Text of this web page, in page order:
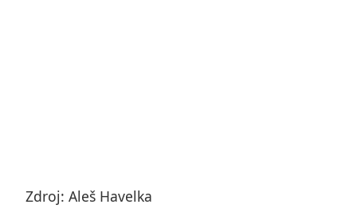
Zdroj: Aleš Havelka